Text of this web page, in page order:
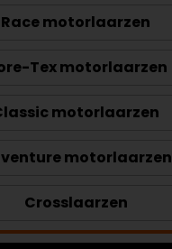
Race motorlaarzen
Tex motorlaarzen
motorlaarzen
motorlaarzen
Crosslaarzen